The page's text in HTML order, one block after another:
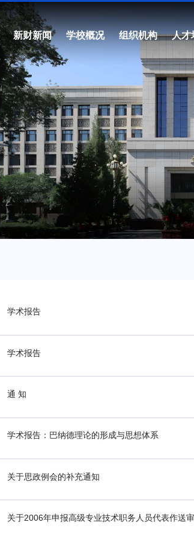
新财新闻 学校概况 组织机构 人才
学术报告
学术报告
通 知
学术报告：巴纳德理论的形成与思想体系
关于思政例会的补充通知
关于2006年申报高级专业技术职务人员代表作送